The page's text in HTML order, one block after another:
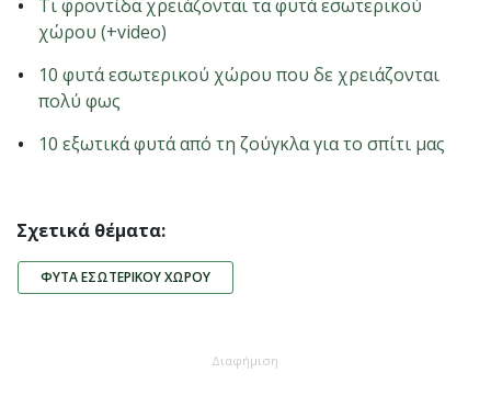
Τι φροντίδα χρειάζονται τα φυτά εσωτερικού
χώρου (+video)
10 φυτά εσωτερικού χώρου που δε χρειάζονται
πολύ φως
10 εξωτικά φυτά από τη ζούγκλα για το σπίτι μας
Σχετικά θέματα:
ΦΥΤΆ ΕΣΩΤΕΡΙΚΟΎ ΧΏΡΟΥ
Διαφήμιση